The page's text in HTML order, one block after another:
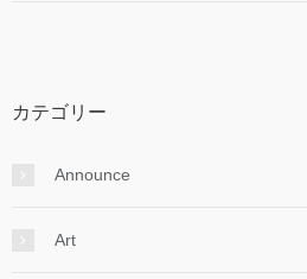
カテゴリー
Announce
Art